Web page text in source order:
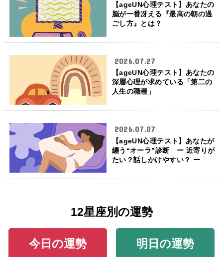
【ageUN心理テスト】あなたの
脳が一番冴える『最高の朝の過
ごし方』とは？
2026.07.27
【ageUN心理テスト】あなたの
深層心理が求めている「第二の
人生の職種」
2026.07.07
【ageUN心理テスト】あなたが
纏う“オーラ”診断 ー 近寄りが
たい？話しかけやすい？ ー
12星座別の運勢
今日の運勢 明日の運勢